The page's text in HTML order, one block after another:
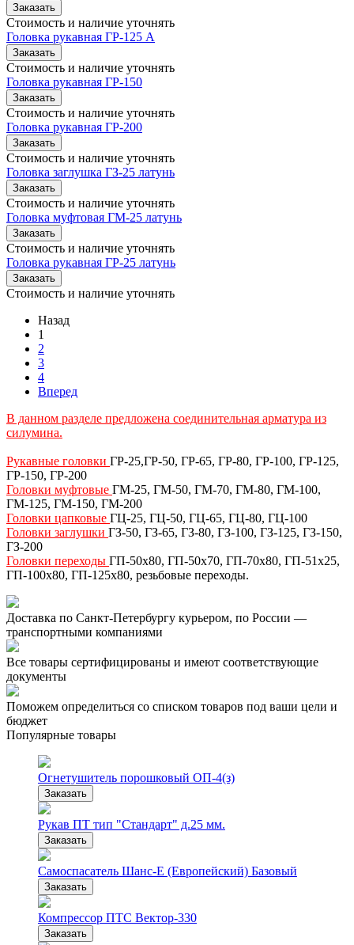
Заказать
Стоимость и наличие уточнять
Головка рукавная ГР-125 А
Заказать
Стоимость и наличие уточнять
Головка рукавная ГР-150
Заказать
Стоимость и наличие уточнять
Головка рукавная ГР-200
Заказать
Стоимость и наличие уточнять
Головка заглушка ГЗ-25 латунь
Заказать
Стоимость и наличие уточнять
Головка муфтовая ГМ-25 латунь
Заказать
Стоимость и наличие уточнять
Головка рукавная ГР-25 латунь
Заказать
Стоимость и наличие уточнять
Назад
1
2
3
4
Вперед
В данном разделе предложена соединительная арматура из
силумина.
Рукавные головки ГР-25,ГР-50, ГР-65, ГР-80, ГР-100, ГР-125,
ГР-150, ГР-200
Головки муфтовые ГМ-25, ГМ-50, ГМ-70, ГМ-80, ГМ-100,
ГМ-125, ГМ-150, ГМ-200
Головки цапковые ГЦ-25, ГЦ-50, ГЦ-65, ГЦ-80, ГЦ-100
Головки заглушки ГЗ-50, ГЗ-65, ГЗ-80, ГЗ-100, ГЗ-125, ГЗ-150,
ГЗ-200
Головки переходы ГП-50х80, ГП-50х70, ГП-70х80, ГП-51х25,
ГП-100х80, ГП-125х80, резьбовые переходы.
Доставка по Санкт-Петербургу курьером, по России —
транспортными компаниями
Все товары сертифицированы и имеют соответствующие
документы
Поможем определиться со списком товаров под ваши цели и
бюджет
Популярные товары
Огнетушитель порошковый ОП-4(з)
Заказать
Рукав ПТ тип "Стандарт" д.25 мм.
Заказать
Самоспасатель Шанс-Е (Европейский) Базовый
Заказать
Компрессор ПТС Вектор-330
Заказать